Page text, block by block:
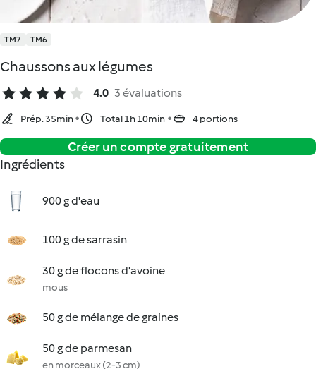
TM7 TM6
Chaussons aux légumes
4.0 3 évaluations
Prép. 35min Total 1h 10min 4 portions
Créer un compte gratuitement
Ingrédients
900 g d'eau
100 g de sarrasin
30 g de flocons d'avoine
mous
50 g de mélange de graines
50 g de parmesan
en morceaux (2-3 cm)